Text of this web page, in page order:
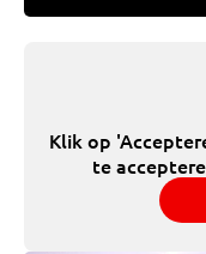
Klik op
te